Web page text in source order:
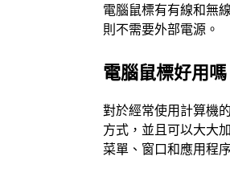
電腦鼠標有有線和無
則不需要外部電源。
電腦鼠標好用嗎
對於經常使用計算機
方式，並且可以大大
菜單、窗口和應用程